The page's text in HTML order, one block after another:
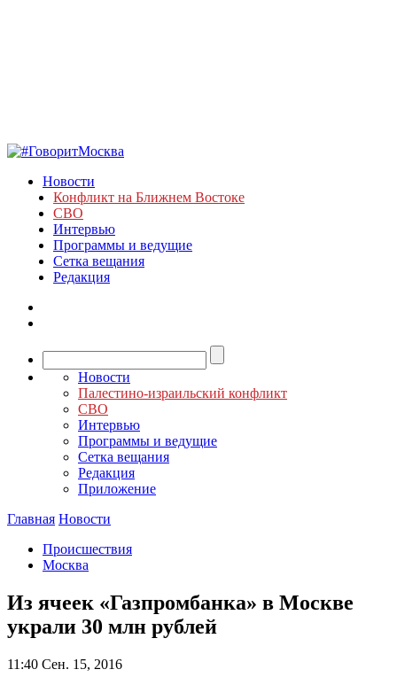
Новости
Конфликт на Ближнем Востоке
СВО
Интервью
Программы и ведущие
Сетка вещания
Редакция
Новости
Палестино-израильский конфликт
СВО
Интервью
Программы и ведущие
Сетка вещания
Редакция
Приложение
Главная Новости
Происшествия
Москва
Из ячеек «Газпромбанка» в Москве
украли 30 млн рублей
11:40 Сен. 15, 2016